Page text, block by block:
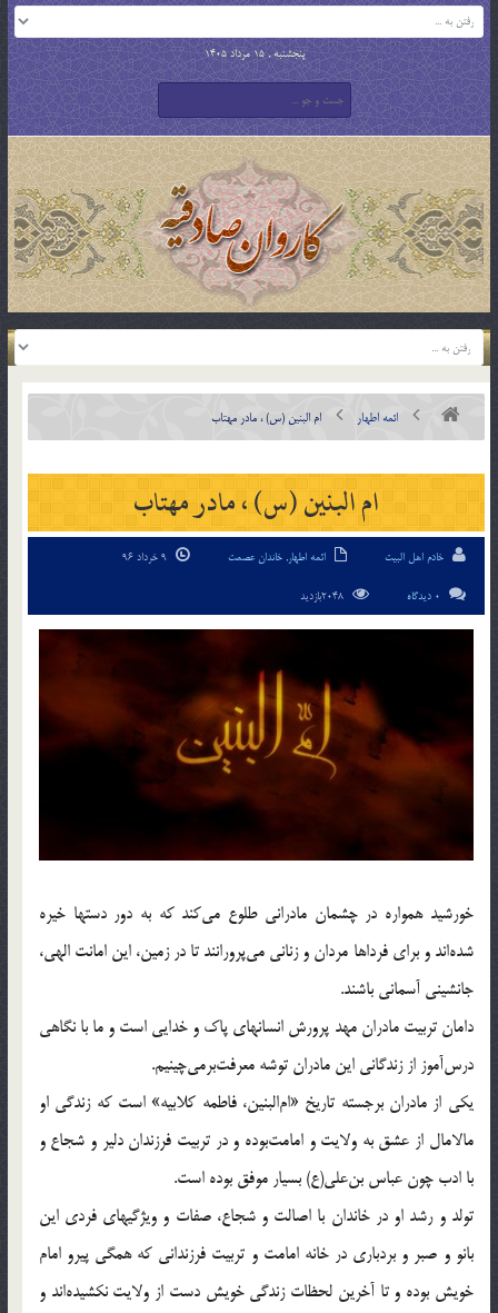
پنجشنبه , 15 مرداد 1405
ائمه اطهار ام‏ البنين (س) ، مادر مهتاب
ام‏ البنين (س) ، مادر مهتاب
خادم اهل البیت ائمه اطهار, خاندان عصمت
0 دیدگاه
خورشيد همواره در چشمان مادرانى طلوع مى‌كند كه به دور دستها خيره
شده‌اند و براى فرداها مردان و زنانى مى‌پرورانند تا در زمين، اين امانت الهى،
جانشينى آسمانى باشند.
دامان تربيت مادران مهد پرورش انسانهاى پاك و خدايى است و ما با نگاهى
درس‌آموز از زندگانى اين مادران توشه معرفت‌برمى‌چينيم.
يكى از مادران برجسته تاريخ «ام‌البنين، فاطمه كلابيه‌» است كه زندگى او
مالامال از عشق به ولايت و امامت‌بوده و در تربيت فرزندان دلير و شجاع و
با ادب چون عباس بن‌على(ع) بسيار موفق بوده است.
تولد و رشد او در خاندان با اصالت و شجاع، صفات و ويژگيهاى فردى اين
بانو و صبر و بردبارى در خانه امامت و تربيت فرزندانى كه همگى پيرو امام
خويش بوده و تا آخرين لحظات زندگى خويش دست از ولايت نكشيده‌اند و